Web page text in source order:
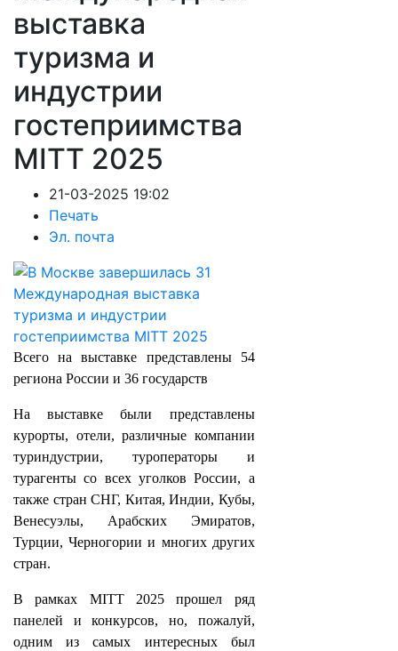
выставка
туризма и
индустрии
гостеприимства
MITT 2025
21-03-2025 19:02
Печать
Эл. почта
Всего на выставке представлены 54
региона России и 36 государств
На выставке были представлены
курорты, отели, различные компании
туриндустрии, туроператоры и
турагенты со всех уголков России, а
также стран СНГ, Китая, Индии, Кубы,
Венесуэлы, Арабских Эмиратов,
Турции, Черногории и многих других
стран.
В рамках MITT 2025 прошел ряд
панелей и конкурсов, но, пожалуй,
одним из самых интересных был